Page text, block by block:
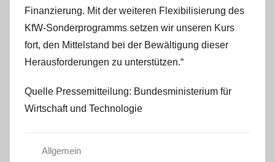
Finanzierung. Mit der weiteren Flexibilisierung des
KfW-Sonderprogramms setzen wir unseren Kurs
fort, den Mittelstand bei der Bewältigung dieser
Herausforderungen zu unterstützen.“
Quelle Pressemitteilung: Bundesministerium für
Wirtschaft und Technologie
Allgemein